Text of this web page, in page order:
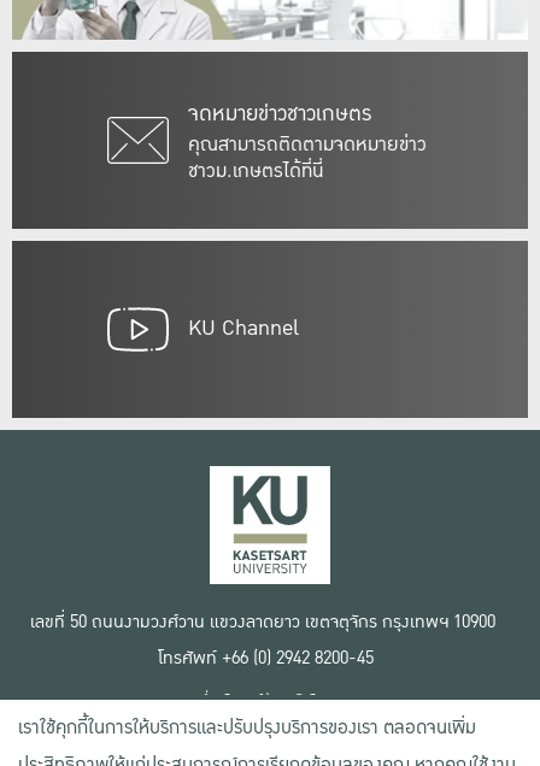
จดหมายข่าวชาวเกษตร
คุณสามารถติดตามจดหมายข่าว
ชาวม.เกษตรได้ที่นี่
KU Channel
เลขที่ 50 ถนนงามวงศ์วาน แขวงลาดยาว เขตจตุจักร กรุงเทพฯ 10900
โทรศัพท์ +66 (0) 2942 8200-45
เงื่อนไขการใช้งานเว็บไซต์
ข้อตกลงด้านสิทธิ์ใช้งาน
นโยบายความเป็นส่วนตัว
เราใช้คุกกี้ในการให้บริการและปรับปรุงบริการของเรา ตลอดจนเพิ่ม